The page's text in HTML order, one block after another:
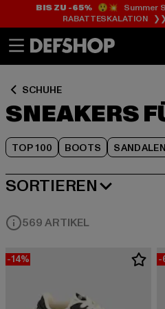
BIS ZU -65%😲💥 Summer
RABATTESKALATION
SCHUHE
SNEAKERS
TOP 100 BOOTS SANDALEN
SORTIEREN
BELIEBTESTE
569 ARTIKEL
-14% -